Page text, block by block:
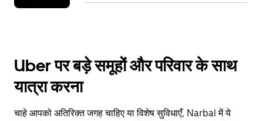
Uber पर बड़े समूहों और परिवार के साथ
यात्रा करना
चाहे आपको अतिरिक्त जगह चाहिए या विशेष सुविधाएँ, Narbal में ये